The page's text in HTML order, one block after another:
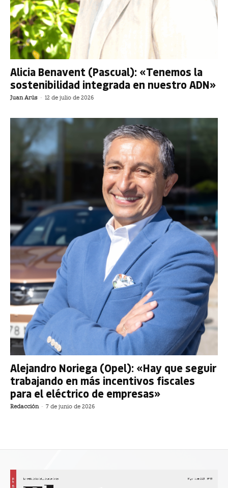
Alicia Benavent (Pascual): «Tenemos la
sostenibilidad integrada en nuestro ADN»
Juan Arús - 12 de julio de 2026
Alejandro Noriega (Opel): «Hay que seguir
trabajando en más incentivos fiscales
para el eléctrico de empresas»
Redacción - 7 de junio de 2026